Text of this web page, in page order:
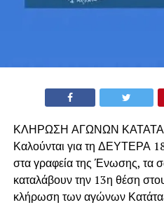
ΚΛΗΡΩΣΗ ΑΓΩΝΩΝ
Καλούνται για τη ΔΕΥΤΕΡΑ
στα γραφεία της Ένωσης, τα
καταλάβουν την 13η θέση
κλήρωση των αγώνων